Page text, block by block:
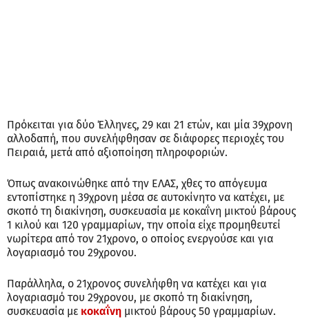
Πρόκειται για δύο Έλληνες, 29 και 21 ετών, και μία 39χρονη
αλλοδαπή, που συνελήφθησαν σε διάφορες περιοχές του
Πειραιά, μετά από αξιοποίηση πληροφοριών.
Όπως ανακοινώθηκε από την ΕΛΑΣ, χθες το απόγευμα
εντοπίστηκε η 39χρονη μέσα σε αυτοκίνητο να κατέχει, με
σκοπό τη διακίνηση, συσκευασία με κοκαΐνη μικτού βάρους
1 κιλού και 120 γραμμαρίων, την οποία είχε προμηθευτεί
νωρίτερα από τον 21χρονο, ο οποίος ενεργούσε και για
λογαριασμό του 29χρονου.
Παράλληλα, ο 21χρονος συνελήφθη να κατέχει και για
λογαριασμό του 29χρονου, με σκοπό τη διακίνηση,
συσκευασία με κοκαΐνη μικτού βάρους 50 γραμμαρίων.